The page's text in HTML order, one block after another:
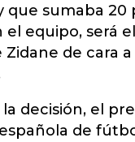
que sumaba 20
el equipo, será
Zidane de cara
decisión, el
de